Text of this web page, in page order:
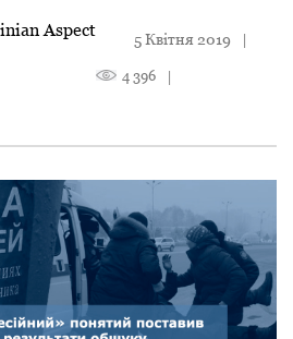
Aspect 5 Квітня 2019 |
4 396
|